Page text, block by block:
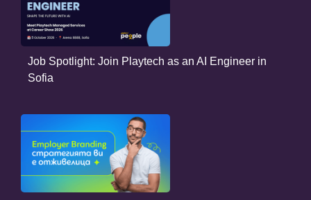
Job Spotlight: Join Playtech as an AI Engineer in
Sofia